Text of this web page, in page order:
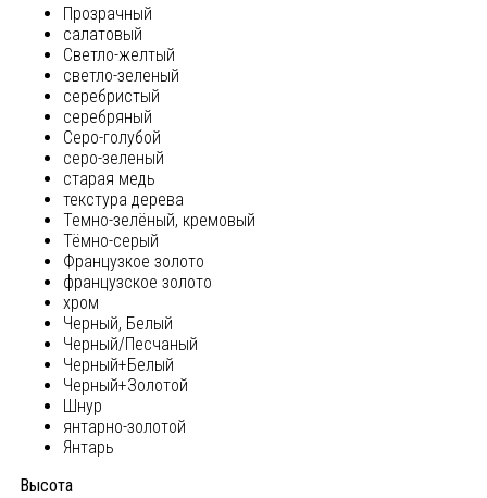
Прозрачный
салатовый
Светло-желтый
светло-зеленый
серебристый
серебряный
Серо-голубой
серо-зеленый
старая медь
текстура дерева
Темно-зелёный, кремовый
Тёмно-серый
Французкое золото
французское золото
хром
Черный, Белый
Черный/Песчаный
Черный+Белый
Черный+Золотой
Шнур
янтарно-золотой
Янтарь
Высота